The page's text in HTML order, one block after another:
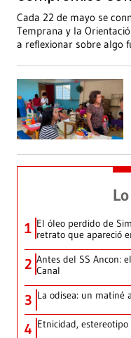
Cada 22 de mayo se
Temprana y la
a reflexionar sobre algo
1 El óleo perdido de
retrato que apareció
2 Antes del SS Ancon:
Canal
3 La odisea: un matiné
4 Etnicidad,